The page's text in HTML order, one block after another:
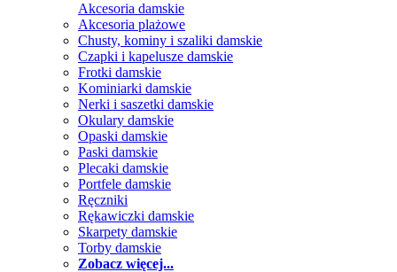
Akcesoria damskie
Akcesoria plażowe
Chusty, kominy i szaliki damskie
Czapki i kapelusze damskie
Frotki damskie
Kominiarki damskie
Nerki i saszetki damskie
Okulary damskie
Opaski damskie
Paski damskie
Plecaki damskie
Portfele damskie
Ręczniki
Rękawiczki damskie
Skarpety damskie
Torby damskie
Zobacz więcej...